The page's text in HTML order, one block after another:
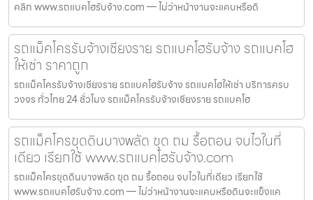
คลิก www.รถแบคโฮรับจ้าง.com — ไม่ว่าหน้างานจะแคบหรือดิ
รถแม็คโครรับจ้างเชียงราย รถแบคโฮรับจ้าง รถแบคโฮ
ให้เช่า ราคาถูก
รถแม็คโครรับจ้างเชียงราย รถแบคโฮรับจ้าง รถแบคโฮให้เช่า บริการครบ
วงจร ทั่วไทย 24 ชั่วโมง รถแม็คโครรับจ้างเชียงราย รถแบคโฮ
รถแม็คโครขุดดินบางพลัด ขุด ถม รื้อถอน จบไวในที่
เดียว เรียกใช้ www.รถแบคโฮรับจ้าง.com
รถแม็คโครขุดดินบางพลัด ขุด ถม รื้อถอน จบไวในที่เดียว เรียกใช้
www.รถแบคโฮรับจ้าง.com — ไม่ว่าหน้างานจะแคบหรือดินจะแข็งแค